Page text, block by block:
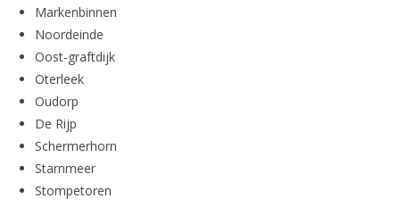
Markenbinnen
Noordeinde
Oost-graftdijk
Oterleek
Oudorp
De Rijp
Schermerhorn
Starnmeer
Stompetoren